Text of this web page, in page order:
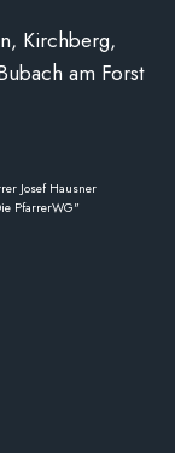
Kirchberg,
am Forst
Josef Hausner
PfarrerWG"